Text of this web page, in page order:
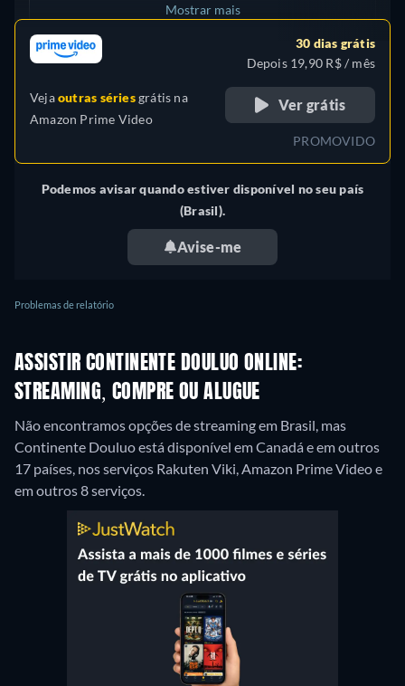
Reino Unido
Mostrar mais
Vejaoutras sériesgrátis na
Amazon Prime Video
30 dias grátis
Depois 19,90 R$ / mês
Ver grátis
PROMOVIDO
Podemos avisar quando estiver disponível no seu país
(Brasil).
Avise-me
Problemas de relatório
ASSISTIR CONTINENTE DOULUO ONLINE:
STREAMING, COMPRE OU ALUGUE
Não encontramos opções de streaming em Brasil, mas
Continente Douluo está disponível em Canadá e em outros
17 países, nos serviços Rakuten Viki, Amazon Prime Video e
em outros 8 serviços.